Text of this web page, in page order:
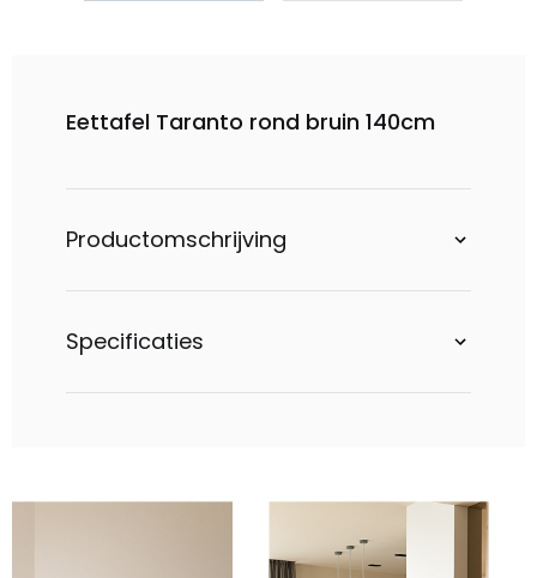
Eettafel Taranto rond bruin 140cm
Productomschrijving
Specificaties